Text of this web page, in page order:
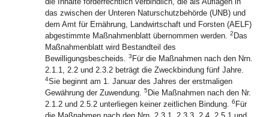
das zwischen der Unteren Naturschutzbehörde (UNB) und
dem Amt für Ernährung, Landwirtschaft und Forsten (AELF)
abgestimmte Maßnahmenblatt übernommen werden. 2 Das
Maßnahmenblatt wird Bestandteil des
Bewilligungsbescheids. 3 Für die Maßnahmen nach den Nrn.
2.1.1, 2.2 und 2.3.2 beträgt die Zweckbindung fünf Jahre.
4Sie beginnt am 1. Januar des Jahres der erstmaligen
Gewährung der Zuwendung. 5 Die Maßnahmen nach den Nr.
2.1.2 und 2.5.2 unterliegen keiner zeitlichen Bindung. 6 Für